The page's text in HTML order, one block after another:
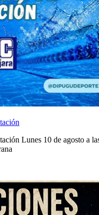
Lunes 10 de agosto a